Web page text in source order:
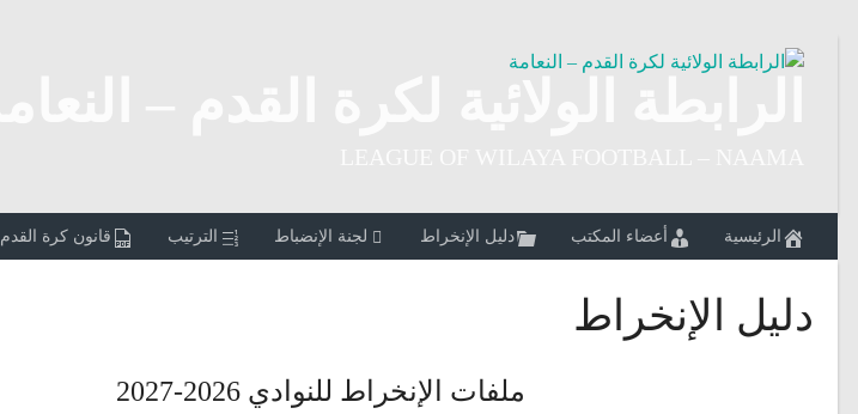
الرئيسية أعضاء المكتب دليل الإنخراط لجنة الإنضباط الترتيب قانون كرة القدم
دليل الإنخراط
ملفات الإنخراط للنوادي 2026-2027